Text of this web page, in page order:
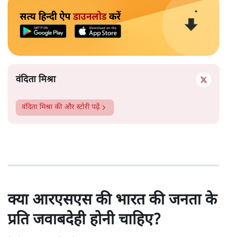
सत्य हिन्दी ऐपडाउनलोडकरें
वंदिता मिश्रा
वंदिता मिश्रा की और स्टोरी पढ़ें
क्या आरएसएस की भारत की जनता के
प्रति जवाबदेही होनी चाहिए?